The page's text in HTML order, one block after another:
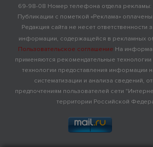
69-98-08 Номер телефона отдела
Публикации с пометкой «Реклама»
Редакция сайта не несет ответственности
информации, содержащейся в рекламных
Пользовательское соглашение На
применяются рекомендательные
технологии предоставления информации
систематизации и анализа сведений,
предпочтениям пользователей сети
территории Российской